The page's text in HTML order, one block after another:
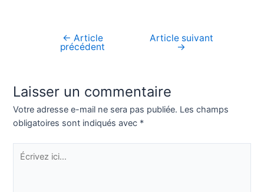
Navigation
← Article
précédent
Article suivant
→
Laisser un commentaire
Votre adresse e-mail ne sera pas publiée. Les champs
obligatoires sont indiqués avec *
Écrivez
ici…